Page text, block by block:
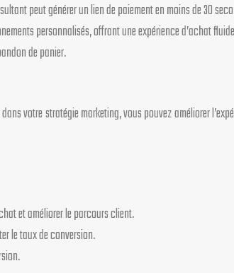
peut générer un lien de paiement en moins de 30
personnalisés, offrant une expérience d’achat
de panier.
votre stratégie marketing, vous pouvez améliorer
et améliorer le parcours client.
le taux de conversion.